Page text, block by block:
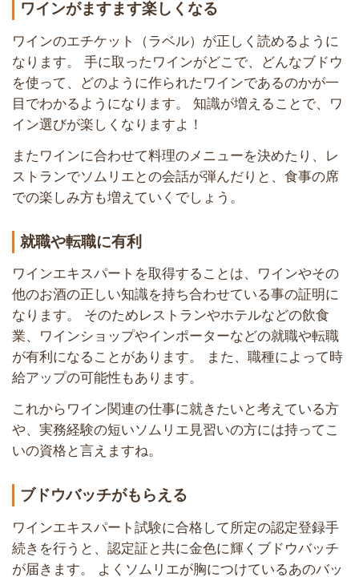
ワインがますます楽しくなる
ワインのエチケット（ラベル）が正しく読めるように
なります。 手に取ったワインがどこで、どんなブドウ
を使って、どのように作られたワインであるのかが一
目でわかるようになります。 知識が増えることで、ワ
イン選びが楽しくなりますよ！
またワインに合わせて料理のメニューを決めたり、レ
ストランでソムリエとの会話が弾んだりと、食事の席
での楽しみ方も増えていくでしょう。
就職や転職に有利
ワインエキスパートを取得することは、ワインやその
他のお酒の正しい知識を持ち合わせている事の証明に
なります。 そのためレストランやホテルなどの飲食
業、ワインショップやインポーターなどの就職や転職
が有利になることがあります。 また、職種によって時
給アップの可能性もあります。
これからワイン関連の仕事に就きたいと考えている方
や、実務経験の短いソムリエ見習いの方には持ってこ
いの資格と言えますね。
ブドウバッチがもらえる
ワインエキスパート試験に合格して所定の認定登録手
続きを行うと、認定証と共に金色に輝くブドウバッチ
が届きます。 よくソムリエが胸につけているあのバッ